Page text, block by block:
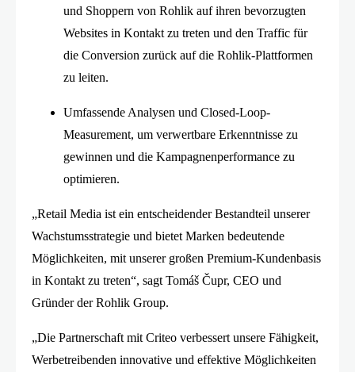
und Shoppern von Rohlik auf ihren bevorzugten
Websites in Kontakt zu treten und den Traffic für
die Conversion zurück auf die Rohlik-Plattformen
zu leiten.
Umfassende Analysen und Closed-Loop-
Measurement, um verwertbare Erkenntnisse zu
gewinnen und die Kampagnenperformance zu
optimieren.
„Retail Media ist ein entscheidender Bestandteil unserer
Wachstumsstrategie und bietet Marken bedeutende
Möglichkeiten, mit unserer großen Premium-Kundenbasis
in Kontakt zu treten“, sagt Tomáš Čupr, CEO und
Gründer der Rohlik Group.
„Die Partnerschaft mit Criteo verbessert unsere Fähigkeit,
Werbetreibenden innovative und effektive Möglichkeiten